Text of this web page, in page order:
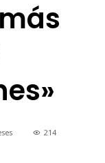
214